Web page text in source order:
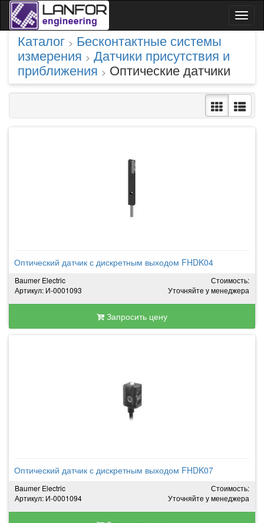
Каталог > Бесконтактные системы
измерения > Датчики присутствия и
приближения > Оптические датчики
Оптический датчик с дискретным выходом FHDK04
Baumer Electric
Артикул: И-0001093
Стоимость:
Уточняйте у менеджера
Запросить цену
Оптический датчик с дискретным выходом FHDK07
Baumer Electric
Артикул: И-0001094
Стоимость:
Уточняйте у менеджера